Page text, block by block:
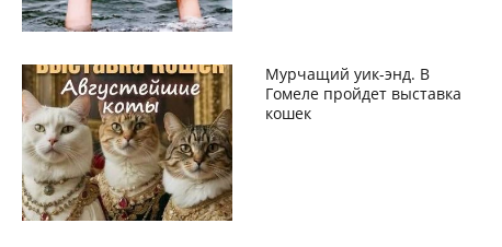
Мурчащий уик-энд. В
Гомеле пройдет выставка
кошек